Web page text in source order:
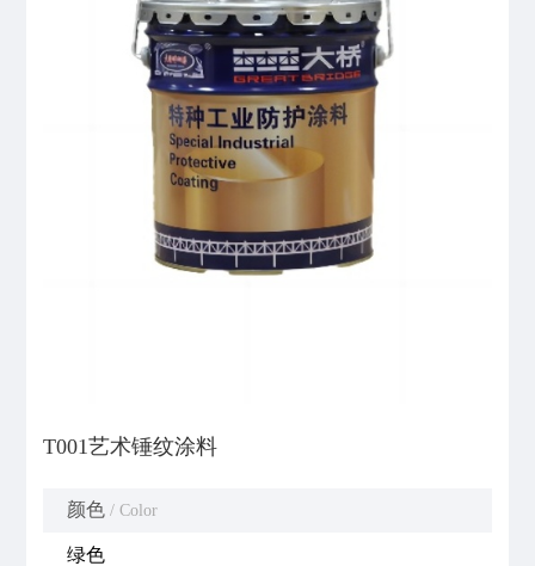
T001艺术锤纹涂料
颜色 / Color
绿色